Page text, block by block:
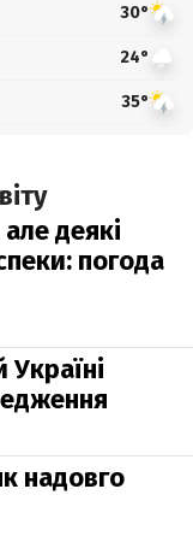
30°
24°
35°
деякі
погода
Україні
надовго